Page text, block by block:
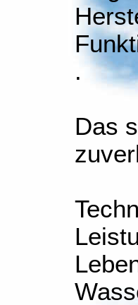
.
Das